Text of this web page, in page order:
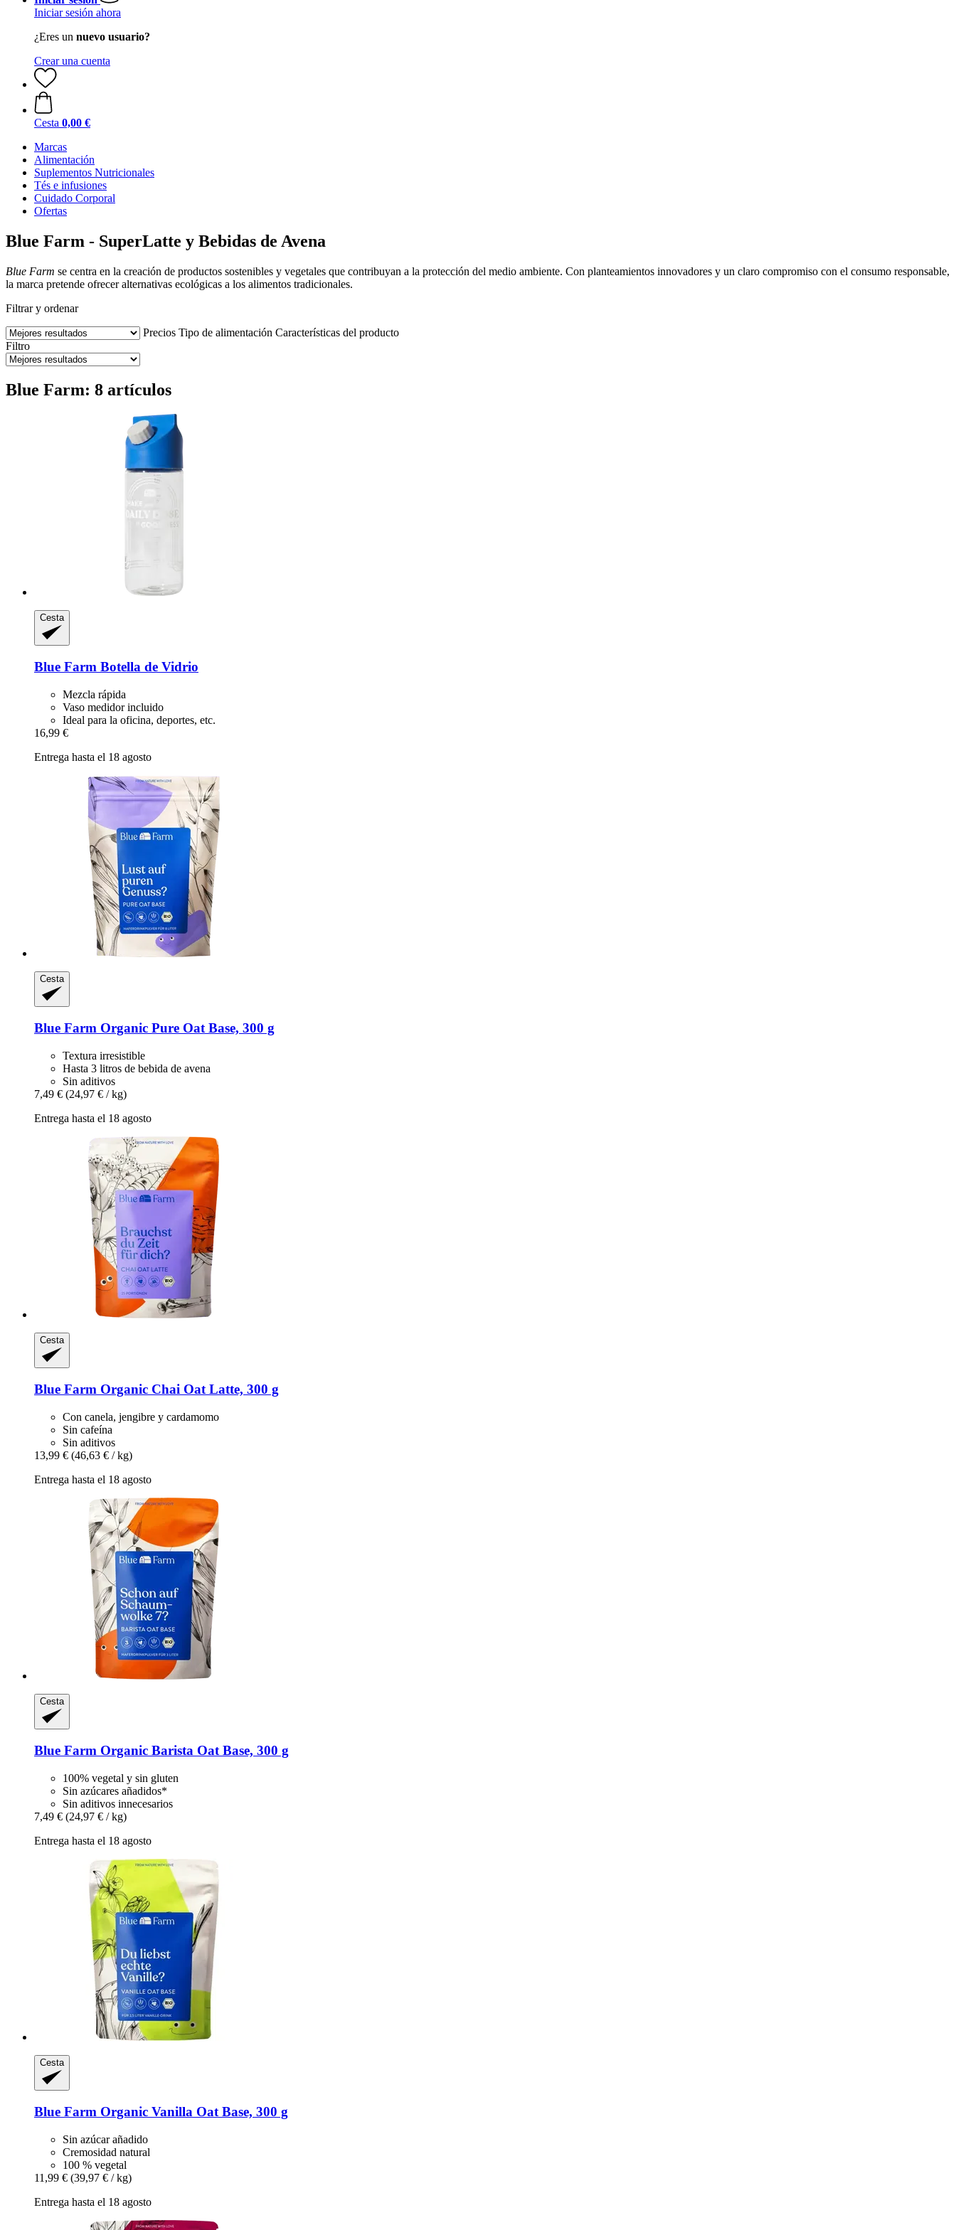
Iniciar sesión ahora
¿Eres un nuevo usuario?
Crear una cuenta
Cesta 0,00 €
Marcas
Alimentación
Suplementos Nutricionales
Tés e infusiones
Cuidado Corporal
Ofertas
Blue Farm - SuperLatte y Bebidas de Avena
Blue Farm se centra en la creación de productos sostenibles y vegetales que contribuyan a la protección del medio ambiente. Con planteamientos innovadores y un claro compromiso con el consumo responsable,
la marca pretende ofrecer alternativas ecológicas a los alimentos tradicionales.
Filtrar y ordenar
Precios Tipo de alimentación Características del producto
Filtro
Blue Farm: 8 artículos
Cesta
Blue Farm Botella de Vidrio
Mezcla rápida
Vaso medidor incluido
Ideal para la oficina, deportes, etc.
16,99 €
Entrega hasta el 18 agosto
Cesta
Blue Farm Organic Pure Oat Base, 300 g
Textura irresistible
Hasta 3 litros de bebida de avena
Sin aditivos
7,49 € (24,97 € / kg)
Entrega hasta el 18 agosto
Cesta
Blue Farm Organic Chai Oat Latte, 300 g
Con canela, jengibre y cardamomo
Sin cafeína
Sin aditivos
13,99 € (46,63 € / kg)
Entrega hasta el 18 agosto
Cesta
Blue Farm Organic Barista Oat Base, 300 g
100% vegetal y sin gluten
Sin azúcares añadidos*
Sin aditivos innecesarios
7,49 € (24,97 € / kg)
Entrega hasta el 18 agosto
Cesta
Blue Farm Organic Vanilla Oat Base, 300 g
Sin azúcar añadido
Cremosidad natural
100 % vegetal
11,99 € (39,97 € / kg)
Entrega hasta el 18 agosto